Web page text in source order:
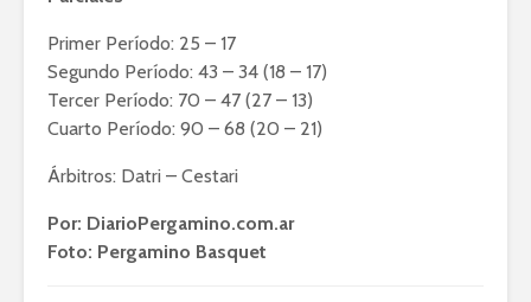
Primer Período: 25 – 17
Segundo Período: 43 – 34 (18 – 17)
Tercer Período: 70 – 47 (27 – 13)
Cuarto Período: 90 – 68 (20 – 21)
Árbitros: Datri – Cestari
Por: DiarioPergamino.com.ar
Foto: Pergamino Basquet